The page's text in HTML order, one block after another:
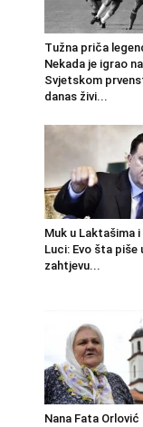
Tužna priča
Nekada je igrao na
Svjetskom
danas živi...
Muk u Laktašima i
Luci: Evo šta piše
zahtjevu...
Nana Fata Orlović